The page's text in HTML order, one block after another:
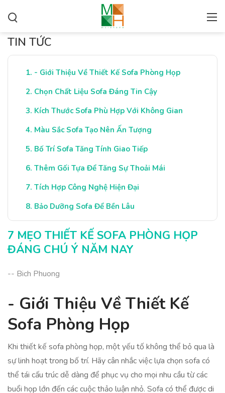
TIN TỨC
- Giới Thiệu Về Thiết Kế Sofa Phòng Họp
Chọn Chất Liệu Sofa Đáng Tin Cậy
Kích Thước Sofa Phù Hợp Với Không Gian
Màu Sắc Sofa Tạo Nên Ấn Tượng
Bố Trí Sofa Tăng Tính Giao Tiếp
Thêm Gối Tựa Để Tăng Sự Thoải Mái
Tích Hợp Công Nghệ Hiện Đại
Bảo Dưỡng Sofa Để Bền Lâu
Kết Luận Về Thiết Kế Sofa Phòng Họp
7 MẸO THIẾT KẾ SOFA PHÒNG HỌP
ĐÁNG CHÚ Ý NĂM NAY
-- Bich Phuong
- Giới Thiệu Về Thiết Kế
Sofa Phòng Họp
Khi thiết kế sofa phòng họp, một yếu tố không thể bỏ qua là
sự linh hoạt trong bố trí. Hãy cân nhắc việc lựa chọn sofa có
thể tái cấu trúc dễ dàng để phục vụ cho mọi nhu cầu từ các
buổi họp lớn đến các cuộc thảo luận nhỏ. Sofa có thể được di